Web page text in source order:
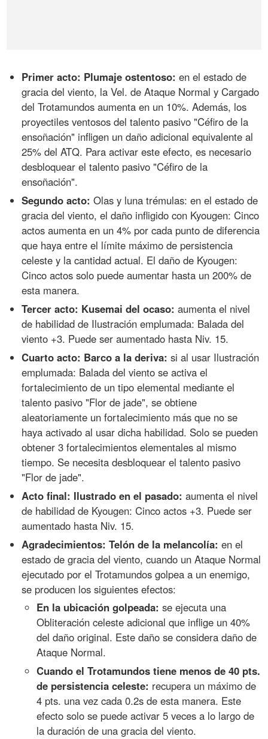
Primer acto: Plumaje ostentoso: en el estado de
gracia del viento, la Vel. de Ataque Normal y Cargado
del Trotamundos aumenta en un 10%. Además, los
proyectiles ventosos del talento pasivo "Céfiro de la
ensoñación" infligen un daño adicional equivalente al
25% del ATQ. Para activar este efecto, es necesario
desbloquear el talento pasivo "Céfiro de la
ensoñación".
Segundo acto: Olas y luna trémulas: en el estado de
gracia del viento, el daño infligido con Kyougen: Cinco
actos aumenta en un 4% por cada punto de diferencia
que haya entre el límite máximo de persistencia
celeste y la cantidad actual. El daño de Kyougen:
Cinco actos solo puede aumentar hasta un 200% de
esta manera.
Tercer acto: Kusemai del ocaso: aumenta el nivel
de habilidad de Ilustración emplumada: Balada del
viento +3. Puede ser aumentado hasta Niv. 15.
Cuarto acto: Barco a la deriva: si al usar Ilustración
emplumada: Balada del viento se activa el
fortalecimiento de un tipo elemental mediante el
talento pasivo "Flor de jade", se obtiene
aleatoriamente un fortalecimiento más que no se
haya activado al usar dicha habilidad. Solo se pueden
obtener 3 fortalecimientos elementales al mismo
tiempo. Se necesita desbloquear el talento pasivo
"Flor de jade".
Acto final: Ilustrado en el pasado: aumenta el nivel
de habilidad de Kyougen: Cinco actos +3. Puede ser
aumentado hasta Niv. 15.
Agradecimientos: Telón de la melancolía: en el
estado de gracia del viento, cuando un Ataque Normal
ejecutado por el Trotamundos golpea a un enemigo,
se producen los siguientes efectos:
En la ubicación golpeada: se ejecuta una
Obliteración celeste adicional que inflige un 40%
del daño original. Este daño se considera daño de
Ataque Normal.
Cuando el Trotamundos tiene menos de 40 pts.
de persistencia celeste: recupera un máximo de
4 pts. una vez cada 0.2s de esta manera. Este
efecto solo se puede activar 5 veces a lo largo de
la duración de una gracia del viento.